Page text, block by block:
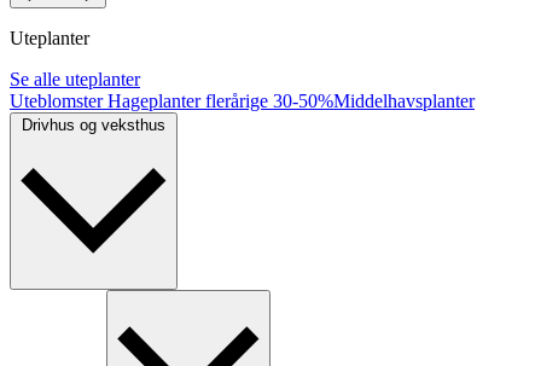
Uteplanter
Se alle uteplanter
UteblomsterHageplanter flerårige 30-50%Middelhavsplanter